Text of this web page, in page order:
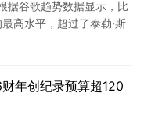
据谷歌趋势数据显示，比
高水平，超过了泰勒·斯
超过…
年创纪录预算超120